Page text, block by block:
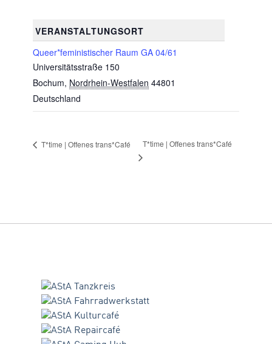
VERANSTALTUNGSORT
Queer*feministischer Raum GA 04/61
Universitätsstraße 150
Bochum, Nordrhein-Westfalen 44801
Deutschland
T*time | Offenes trans*Café T*time | Offenes trans*Café